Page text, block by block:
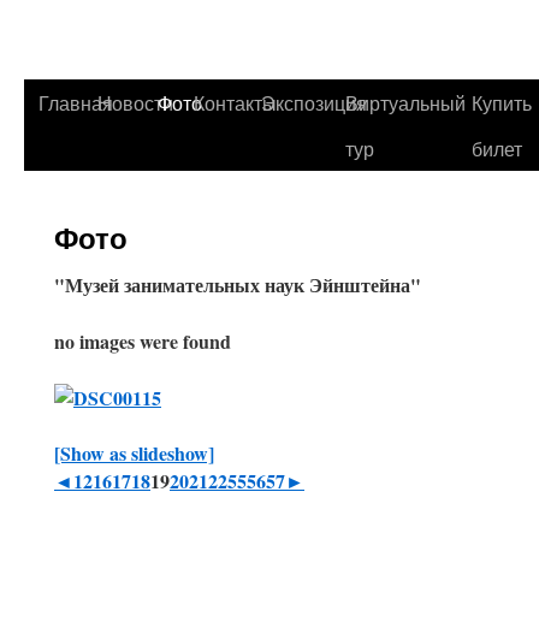
ГлавнаяНовостиФотоКонтактыЭкспозицияВиртуальный
тур
Купить
билет
Фото
"Музей занимательных наук Эйнштейна"
no images were found
[Show as slideshow]
◄1216171819202122555657►